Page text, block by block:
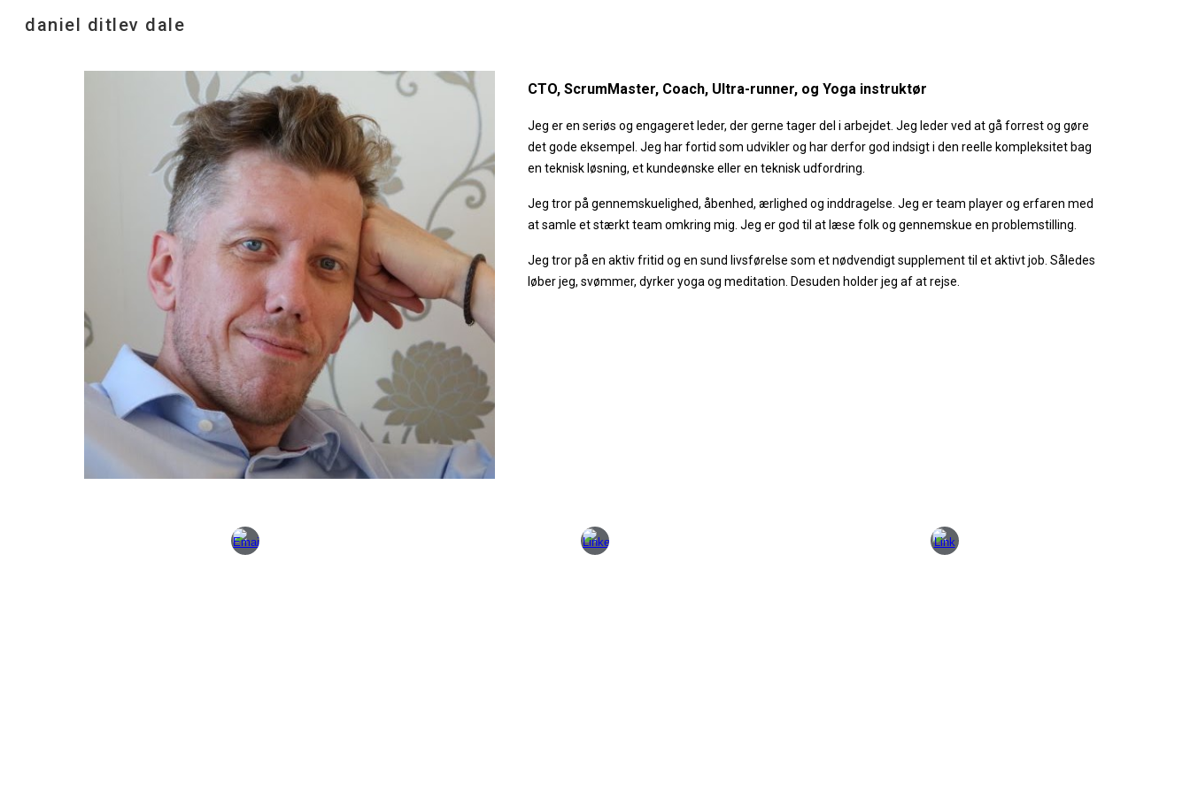
daniel ditlev dale
CTO, ScrumMaster, Coach, Ultra-runner, og Yoga instruktør
Jeg er en seriøs og engageret leder, der gerne tager del i arbejdet. Jeg leder ved at gå forrest og gøre
det gode eksempel. Jeg har fortid som udvikler og har derfor god indsigt i den reelle kompleksitet bag
en teknisk løsning, et kundeønske eller en teknisk udfordring.
Jeg tror på gennemskuelighed, åbenhed, ærlighed og inddragelse. Jeg er team player og erfaren med
at samle et stærkt team omkring mig. Jeg er god til at læse folk og gennemskue en problemstilling.
Jeg tror på en aktiv fritid og en sund livsførelse som et nødvendigt supplement til et aktivt job. Således
løber jeg, svømmer, dyrker yoga og meditation. Desuden holder jeg af at rejse.